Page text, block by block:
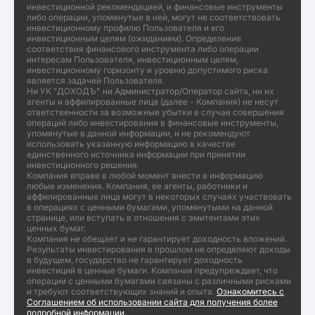
инвестиционной рекомендацией, и финансовые инструменты
либо операции, упомянутые в ней, могут не соответствовать
инвестиционному профилю Пользователя и его
инвестиционным целям (ожиданиям). Определение
соответствия финансового инструмента либо операции
интересам Пользователя, инвестиционным целям,
инвестиционному горизонту и уровню допустимого риска
является задачей Пользователя.
Ни УК "ДОХОДЪ" ни Администратор/Оператор сайта, ни их
агенты и аффилированные лица (далее - Компания) не несут
ответственности за возможные убытки в случае совершения
операций либо инвестирования в финансовые инструменты,
упомянутые в данной информации, и не рекомендуют
использовать указанную информацию в качестве
единственного источника информации при принятии
инвестиционного решения.
Компания вправе в любой момент внести в информацию
любые изменения. Компания, ее агенты, работники и
аффилированные лица могут в некоторых случаях участвовать
в операциях с ценными бумагами, упомянутыми на данной
странице, или вступать в отношения с эмитентами этих
ценных бумаг.
Компания не обещает и не гарантирует доходность вложений.
Результаты инвестирования в прошлом не определяют доходы
в будущем, государство не гарантирует доходность
инвестиций в ценные бумаги. Компания предупреждает, что
операции с ценными бумагами связаны с различными рисками
и требуют соответствующих знаний и опыта. Ознакомитесь с
Соглашением об использовании сайта для получения более
подробной информации.